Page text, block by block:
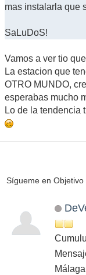
mas instalarla que
SaLuDoS!
Vamos a ver tio
La estacion que
OTRO MUNDO,
esperabas mucho
Lo de la tendencia
Sígueme en
Málaga